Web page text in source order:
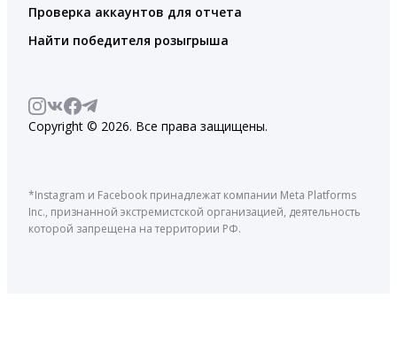
Проверка аккаунтов для отчета
Найти победителя розыгрыша
Copyright © 2026. Все права защищены.
*Instagram и Facebook принадлежат компании Meta Platforms
Inc., признанной экстремистской организацией, деятельность
которой запрещена на территории РФ.